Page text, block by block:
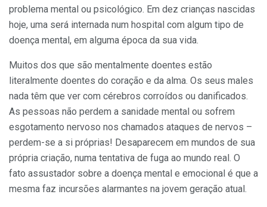
problema mental ou psicológico. Em dez crianças nascidas
hoje, uma será internada num hospital com algum tipo de
doença mental, em alguma época da sua vida.
Muitos dos que são mentalmente doentes estão
literalmente doentes do coração e da alma. Os seus males
nada têm que ver com cérebros corroídos ou danificados.
As pessoas não perdem a sanidade mental ou sofrem
esgotamento nervoso nos chamados ataques de nervos –
perdem-se a si próprias! Desaparecem em mundos de sua
própria criação, numa tentativa de fuga ao mundo real. O
fato assustador sobre a doença mental e emocional é que a
mesma faz incursões alarmantes na jovem geração atual.